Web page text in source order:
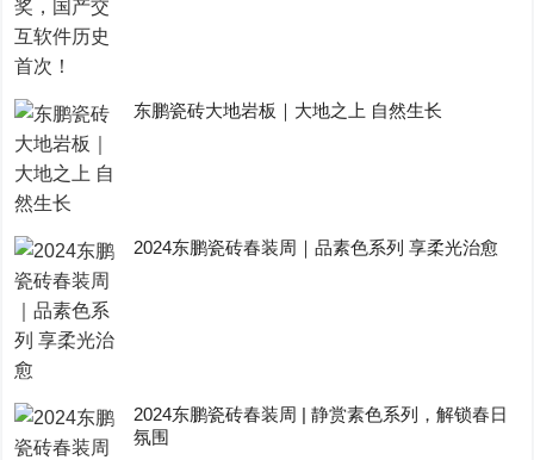
东鹏瓷砖大地岩板｜大地之上 自然生长
2024东鹏瓷砖春装周｜品素色系列 享柔光治愈
2024东鹏瓷砖春装周 | 静赏素色系列，解锁春日
氛围